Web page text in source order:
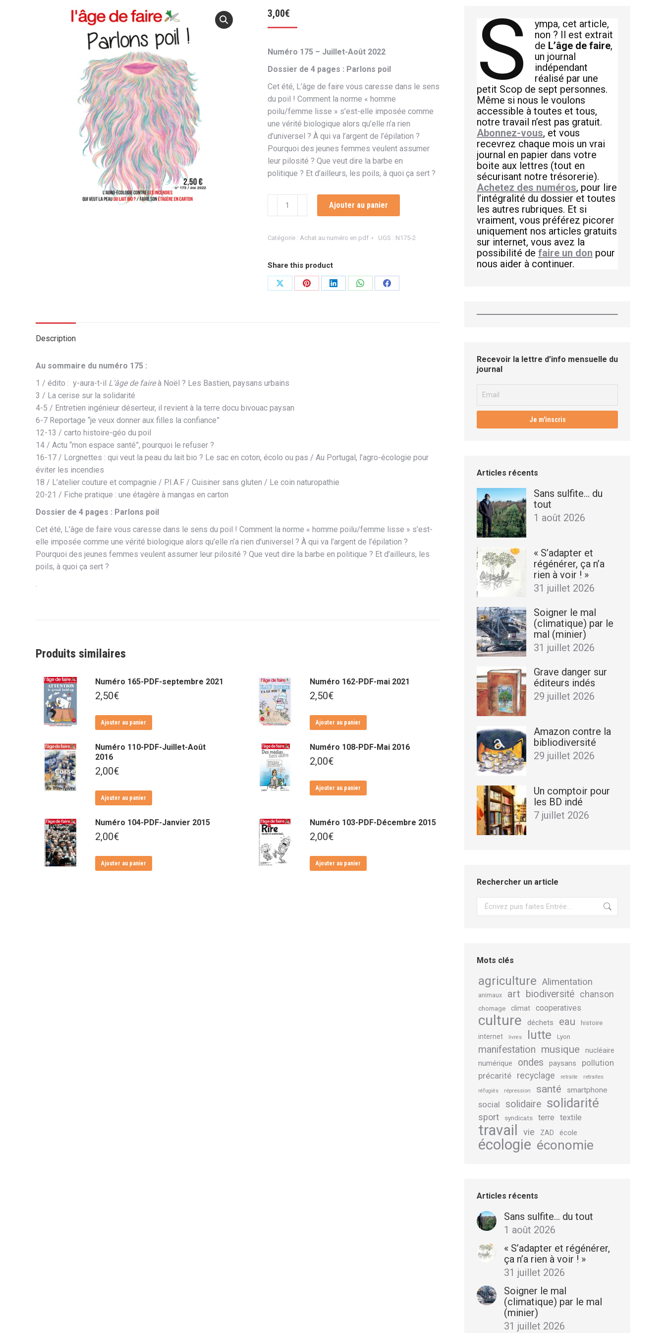
3,00€
Numéro 175 – Juillet-Août 2022
Dossier de 4 pages : Parlons poil
Cet été, L’âge de faire vous caresse dans le sens
du poil ! Comment la norme « homme
poilu/femme lisse » s’est-elle imposée comme
une vérité biologique alors qu’elle n’a rien
d’universel ? À qui va l’argent de l’épilation ?
Pourquoi des jeunes femmes veulent assumer
leur pilosité ? Que veut dire la barbe en
politique ? Et d’ailleurs, les poils, à quoi ça sert ?
quantité
175-
juillet-
aout-
2022
Ajouter au panier
Catégorie : Achat au numéro en pdf UGS : N175-2
Share this product
Share
Share
Share
Share
Share
Description
Au sommaire du numéro 175 :
1 / édito : y-aura-t-il L’âge de faireà Noël ? Les Bastien, paysans urbains
3 / La cerise sur la solidarité
4-5 / Entretien ingénieur déserteur, il revient à la terre docu bivouac paysan
6-7 Reportage “je veux donner aux filles la confiance”
12-13 / carto histoire-géo du poil
14 / Actu “mon espace santé”, pourquoi le refuser ?
16-17 / Lorgnettes : qui veut la peau du lait bio ? Le sac en coton, écolo ou pas / Au Portugal, l’agro-écologie pour
éviter les incendies
18 / L’atelier couture et compagnie / P.I.A.F / Cuisiner sans gluten / Le coin naturopathie
20-21 / Fiche pratique : une étagère à mangas en carton
Dossier de 4 pages : Parlons poil
Cet été, L’âge de faire vous caresse dans le sens du poil ! Comment la norme « homme poilu/femme lisse » s’est-
elle imposée comme une vérité biologique alors qu’elle n’a rien d’universel ? À qui va l’argent de l’épilation ?
Pourquoi des jeunes femmes veulent assumer leur pilosité ? Que veut dire la barbe en politique ? Et d’ailleurs, les
poils, à quoi ça sert ?
.
Produits similaires
Numéro 165-PDF-septembre 2021
2,50€
Ajouter au panier
Numéro 162-PDF-mai 2021
2,50€
Ajouter au panier
Numéro 110-PDF-Juillet-Août
2016
2,00€
Ajouter au panier
Numéro 108-PDF-Mai 2016
2,00€
Ajouter au panier
Numéro 104-PDF-Janvier 2015
2,00€
Ajouter au panier
Numéro 103-PDF-Décembre 2015
2,00€
Ajouter au panier
S
ympa, cet article,
non ? Il est extrait
de L’âge de faire,
un journal
indépendant
réalisé par une
petit Scop de sept personnes.
Même si nous le voulons
accessible à toutes et tous,
notre travail n’est pas gratuit.
Abonnez-vous, et vous
recevrez chaque mois un vrai
journal en papier dans votre
boite aux lettres (tout en
sécurisant notre trésorerie).
Achetez des numéros, pour lire
l’intégralité du dossier et toutes
les autres rubriques. Et si
vraiment, vous préférez picorer
uniquement nos articles gratuits
sur internet, vous avez la
possibilité de faire un don pour
nous aider à continuer.
Recevoir la lettre d’info mensuelle du
journal
Articles récents
Sans sulfite… du
tout
1 août 2026
« S’adapter et
régénérer, ça n’a
rien à voir ! »
31 juillet 2026
Soigner le mal
(climatique) par le
mal (minier)
31 juillet 2026
Grave danger sur
éditeurs indés
29 juillet 2026
Amazon contre la
bibliodiversité
29 juillet 2026
Un comptoir pour
les BD indé
7 juillet 2026
Rechercher un article
Recherche
Mots clés
agriculture Alimentation
animaux art biodiversité chanson
chomage climat cooperatives
culture déchets eau histoire
internet livres lutte Lyon
manifestation musique
nucléaire
numérique
ondes paysans
pollution
précarité
recyclage retraite retraites
réfugiés répression santé smartphone
social solidaire solidarité
sport syndicats terre textile
travail vie ZAD école
écologie économie
Articles récents
Sans sulfite… du tout
1 août 2026
« S’adapter et régénérer,
ça n’a rien à voir ! »
31 juillet 2026
Soigner le mal
(climatique) par le mal
(minier)
31 juillet 2026